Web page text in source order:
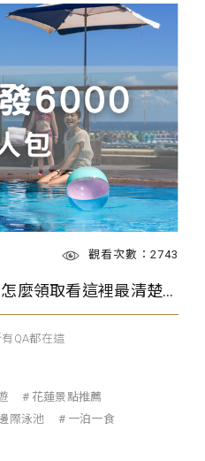
觀看次數：2743
【普發6000元懶人包】怎麼領取看這裡最清楚！
QA都在這
花蓮景點推薦
際泳池 一泊一食